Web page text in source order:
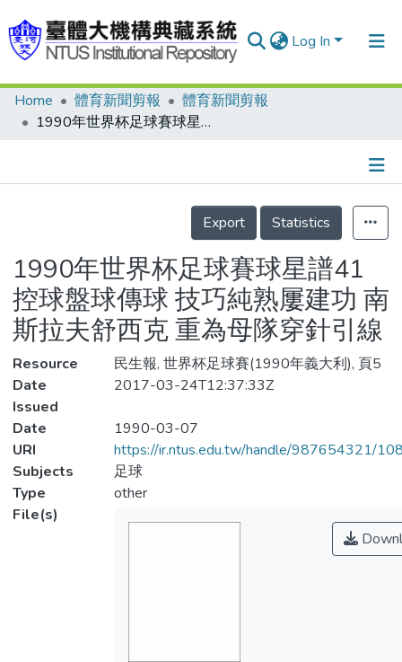
Log In
Communities & Collections
Statistics
Home 體育新聞剪報
體育新聞剪報
1990年世界杯足球賽球星譜41 控球盤球傳球 技巧純熟屢建功 南斯拉夫舒西克 重為母隊穿針引線
Details
Export
Statistics
1990年世界杯足球賽球星譜41
控球盤球傳球 技巧純熟屢建功 南
斯拉夫舒西克 重為母隊穿針引線
Resource
民生報, 世界杯足球賽(1990年義大利), 頁5
Date
Issued
2017-03-24T12:37:33Z
Date
1990-03-07
URI
https://ir.ntus.edu.tw/handle/987654321/
Subjects
足球
Type
other
File(s)